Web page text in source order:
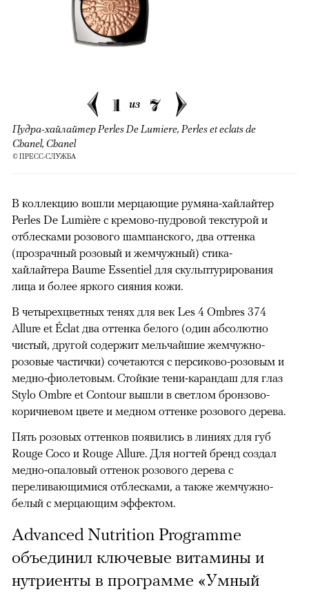
1 из 7
Пудра-хайлайтер Perles De Lumiere, Perles et eclats de
Chanel, Chanel
© ПРЕСС-СЛУЖБА
В коллекцию вошли мерцающие румяна-хайлайтер
Perles De Lumière с кремово-пудровой текстурой и
отблесками розового шампанского, два оттенка
(прозрачный розовый и жемчужный) стика-
хайлайтера Baume Essentiel для скульптурирования
лица и более яркого сияния кожи.
В четырехцветных тенях для век Les 4 Ombres 374
Allure et Éclat два оттенка белого (один абсолютно
чистый, другой содержит мельчайшие жемчужно-
розовые частички) сочетаются с персиково-розовым и
медно-фиолетовым. Стойкие тени-карандаш для глаз
Stylo Ombre et Contour вышли в светлом бронзово-
коричневом цвете и медном оттенке розового дерева.
Пять розовых оттенков появились в линиях для губ
Rouge Coco и Rouge Allure. Для ногтей бренд создал
медно-опаловый оттенок розового дерева с
переливающимися отблесками, а также жемчужно-
белый с мерцающим эффектом.
Advanced Nutrition Programme
объединил ключевые витамины и
нутриенты в программе «Умный